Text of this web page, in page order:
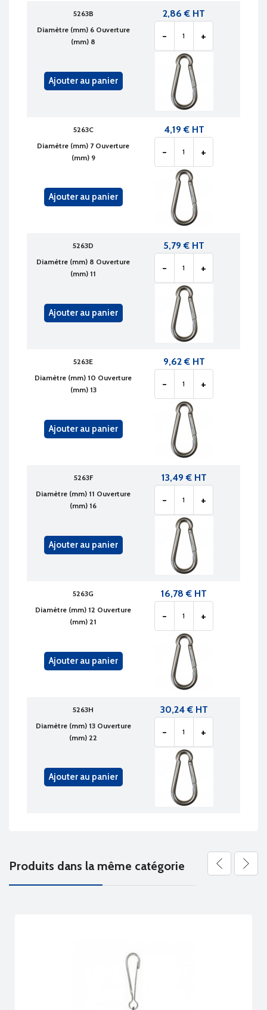
5263B
Diamètre (mm) 6 Ouverture
(mm) 8
2,86 € HT
- +
Ajouter au panier
5263C
Diamètre (mm) 7 Ouverture
(mm) 9
4,19 € HT
- +
Ajouter au panier
5263D
Diamètre (mm) 8 Ouverture
(mm) 11
5,79 € HT
- +
Ajouter au panier
5263E
Diamètre (mm) 10 Ouverture
(mm) 13
9,62 € HT
- +
Ajouter au panier
5263F
Diamètre (mm) 11 Ouverture
(mm) 16
13,49 € HT
- +
Ajouter au panier
5263G
Diamètre (mm) 12 Ouverture
(mm) 21
16,78 € HT
- +
Ajouter au panier
5263H
Diamètre (mm) 13 Ouverture
(mm) 22
30,24 € HT
- +
Ajouter au panier
Produits dans la même catégorie